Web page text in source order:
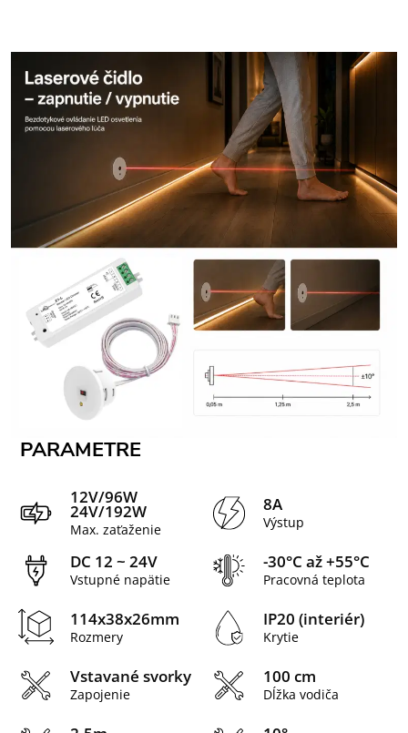
PARAMETRE
12V/96W
24V/192W
Max. zaťaženie
8A
Výstup
DC 12 ~ 24V
Vstupné napätie
-30°C až +55°C
Pracovná teplota
114x38x26mm
Rozmery
IP20 (interiér)
Krytie
Vstavané svorky
Zapojenie
100 cm
Dĺžka vodiča